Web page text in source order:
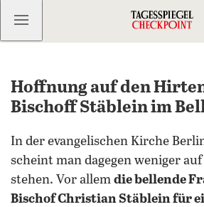
Kostenlos anmelden
Hoffnung auf den
Bischoff Stäblein im
In der evangelischen Kirche
scheint man dagegen weniger
stehen. Vor allem die bellende
Bischof Christian Stäblein für